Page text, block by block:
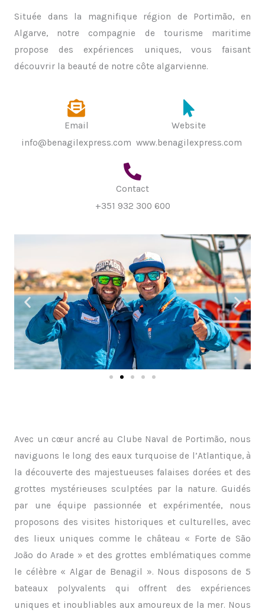
Située dans la magnifique région de Portimão, en
Algarve, notre compagnie de tourisme maritime
propose des expériences uniques, vous faisant
découvrir la beauté de notre côte algarvienne.
Email
info@benagilexpress.com
Website
www.benagilexpress.com
Contact
+351 932 300 600
Avec un cœur ancré au Clube Naval de Portimão, nous
naviguons le long des eaux turquoise de l’Atlantique, à
la découverte des majestueuses falaises dorées et des
grottes mystérieuses sculptées par la nature. Guidés
par une équipe passionnée et expérimentée, nous
proposons des visites historiques et culturelles, avec
des lieux uniques comme le château « Forte de São
João do Arade » et des grottes emblématiques comme
le célèbre « Algar de Benagil ». Nous disposons de 5
bateaux polyvalents qui offrent des expériences
uniques et inoubliables aux amoureux de la mer. Nous